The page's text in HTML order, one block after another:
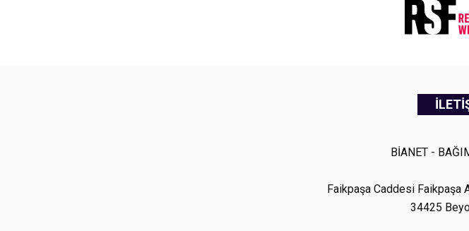
BİANET -
Faikpaşa Caddesi Faikpaşa
34425